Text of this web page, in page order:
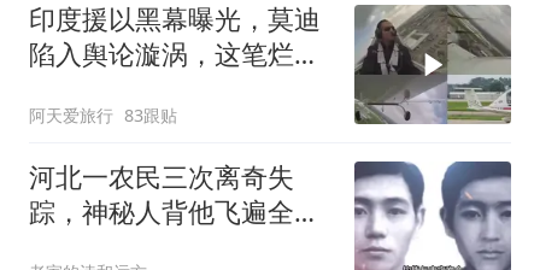
印度援以黑幕曝光，莫迪
陷入舆论漩涡，这笔烂账
阿天爱旅行 83跟贴
河北一农民三次离奇失
踪，神秘人背他飞遍全中